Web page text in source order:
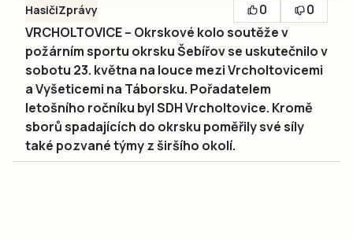
HasičiZprávy 0
0
VRCHOLTOVICE – Okrskové kolo soutěže v
požárním sportu okrsku Šebířov se uskutečnilo v
sobotu 23. května na louce mezi Vrcholtovicemi
a Vyšeticemi na Táborsku. Pořadatelem
letošního ročníku byl SDH Vrcholtovice. Kromě
sborů spadajících do okrsku poměřily své síly
také pozvané týmy z širšího okolí.